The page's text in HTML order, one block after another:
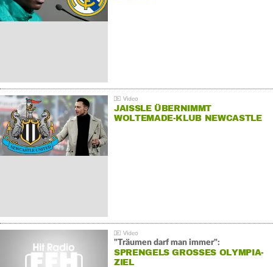
JAISSLE ÜBERNIMMT
WOLTEMADE-KLUB NEWCASTLE
"Träumen darf man immer":
SPRENGELS GROSSES OLYMPIA-Z
IEL